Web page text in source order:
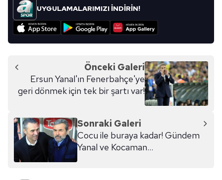
UYGULAMALARIMIZI İNDİRİN!
Önceki Galeri
Ersun Yanal'ın Fenerbahçe'ye
geri dönmek için tek bir şartı var!
Sonraki Galeri
Cocu ile buraya kadar! Gündem
Yanal ve Kocaman...